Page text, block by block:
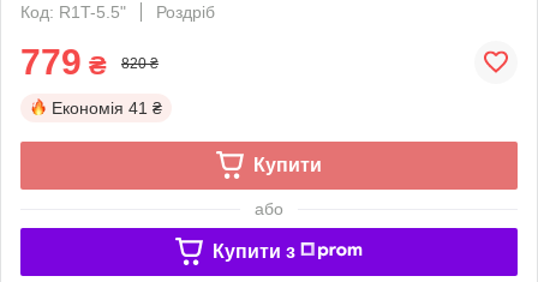
Код: R1T-5.5"
Роздріб
779 ₴ 820 ₴
Економія 41 ₴
Купити
або
Купити з